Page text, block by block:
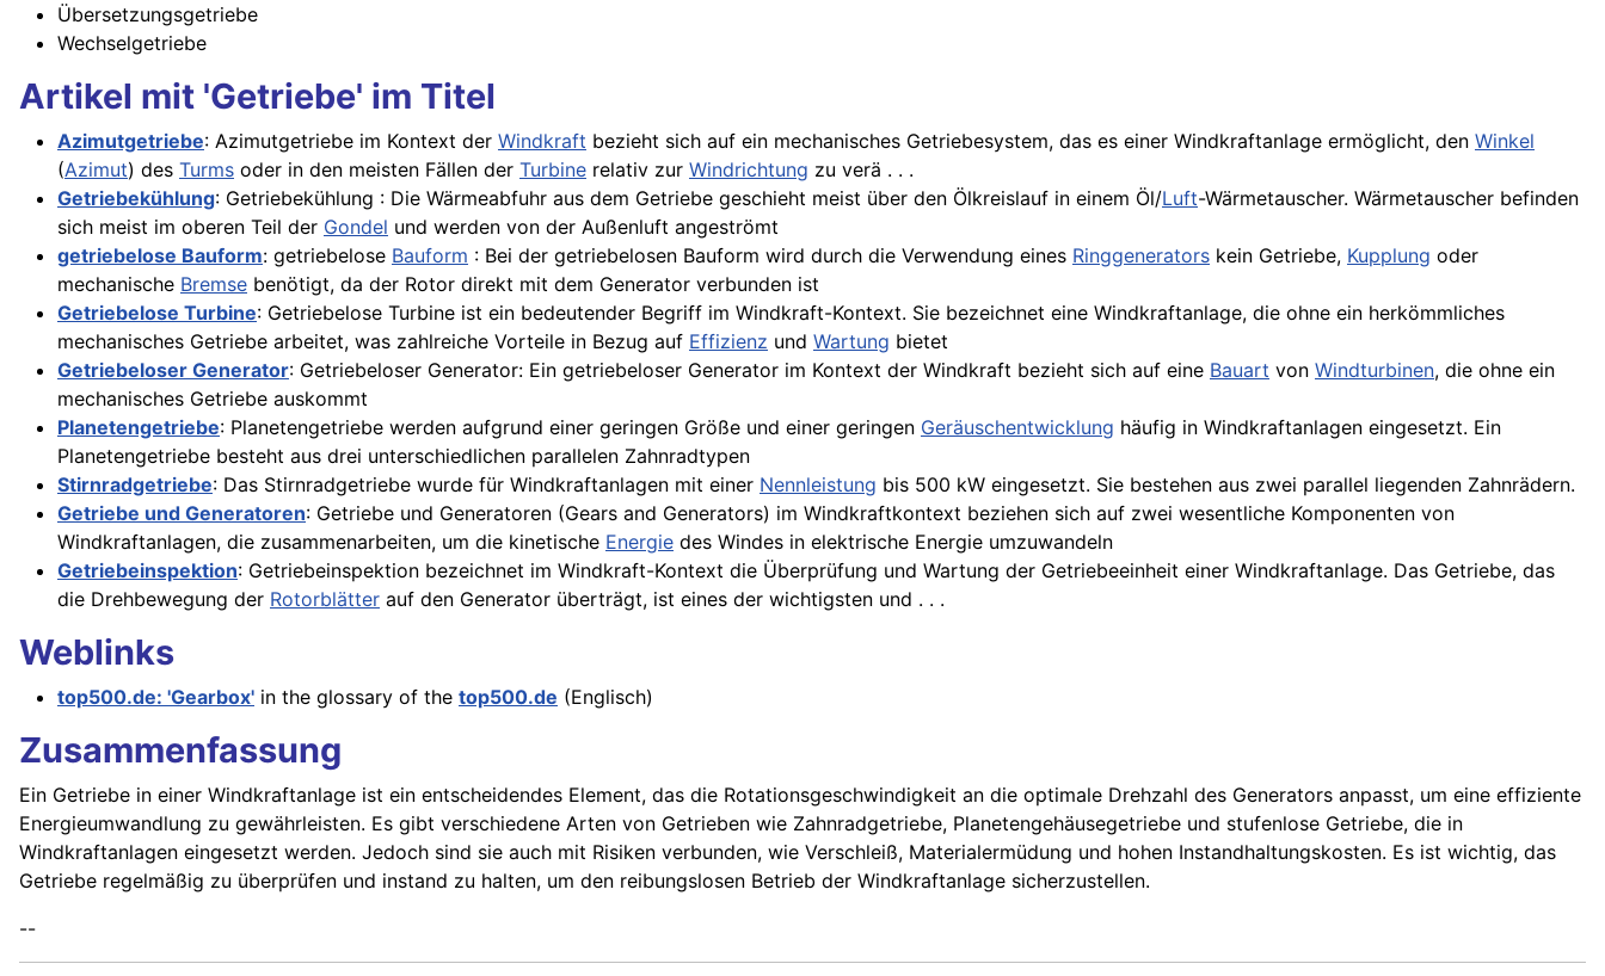
Übersetzungsgetriebe
Wechselgetriebe
Artikel mit 'Getriebe' im Titel
Azimutgetriebe: Azimutgetriebe im Kontext der Windkraft bezieht sich auf ein mechanisches Getriebesystem, das es einer Windkraftanlage ermöglicht, den Winkel
(Azimut) des Turms oder in den meisten Fällen der Turbine relativ zur Windrichtung zu verä . . .
Getriebekühlung: Getriebekühlung : Die Wärmeabfuhr aus dem Getriebe geschieht meist über den Ölkreislauf in einem Öl/Luft-Wärmetauscher. Wärmetauscher befinden
sich meist im oberen Teil der Gondel und werden von der Außenluft angeströmt
getriebelose Bauform: getriebelose Bauform : Bei der getriebelosen Bauform wird durch die Verwendung eines Ringgenerators kein Getriebe, Kupplung oder
mechanische Bremse benötigt, da der Rotor direkt mit dem Generator verbunden ist
Getriebelose Turbine: Getriebelose Turbine ist ein bedeutender Begriff im Windkraft-Kontext. Sie bezeichnet eine Windkraftanlage, die ohne ein herkömmliches
mechanisches Getriebe arbeitet, was zahlreiche Vorteile in Bezug auf Effizienz und Wartung bietet
Getriebeloser Generator: Getriebeloser Generator: Ein getriebeloser Generator im Kontext der Windkraft bezieht sich auf eine Bauart von Windturbinen, die ohne ein
mechanisches Getriebe auskommt
Planetengetriebe: Planetengetriebe werden aufgrund einer geringen Größe und einer geringen Geräuschentwicklung häufig in Windkraftanlagen eingesetzt. Ein
Planetengetriebe besteht aus drei unterschiedlichen parallelen Zahnradtypen
Stirnradgetriebe: Das Stirnradgetriebe wurde für Windkraftanlagen mit einer Nennleistung bis 500 kW eingesetzt. Sie bestehen aus zwei parallel liegenden Zahnrädern.
Getriebe und Generatoren: Getriebe und Generatoren (Gears and Generators) im Windkraftkontext beziehen sich auf zwei wesentliche Komponenten von
Windkraftanlagen, die zusammenarbeiten, um die kinetische Energie des Windes in elektrische Energie umzuwandeln
Getriebeinspektion: Getriebeinspektion bezeichnet im Windkraft-Kontext die Überprüfung und Wartung der Getriebeeinheit einer Windkraftanlage. Das Getriebe, das
die Drehbewegung der Rotorblätter auf den Generator überträgt, ist eines der wichtigsten und . . .
Weblinks
top500.de: 'Gearbox' in the glossary of the top500.de (Englisch)
Zusammenfassung
Ein Getriebe in einer Windkraftanlage ist ein entscheidendes Element, das die Rotationsgeschwindigkeit an die optimale Drehzahl des Generators anpasst, um eine effiziente
Energieumwandlung zu gewährleisten. Es gibt verschiedene Arten von Getrieben wie Zahnradgetriebe, Planetengehäusegetriebe und stufenlose Getriebe, die in
Windkraftanlagen eingesetzt werden. Jedoch sind sie auch mit Risiken verbunden, wie Verschleiß, Materialermüdung und hohen Instandhaltungskosten. Es ist wichtig, das
Getriebe regelmäßig zu überprüfen und instand zu halten, um den reibungslosen Betrieb der Windkraftanlage sicherzustellen.
--